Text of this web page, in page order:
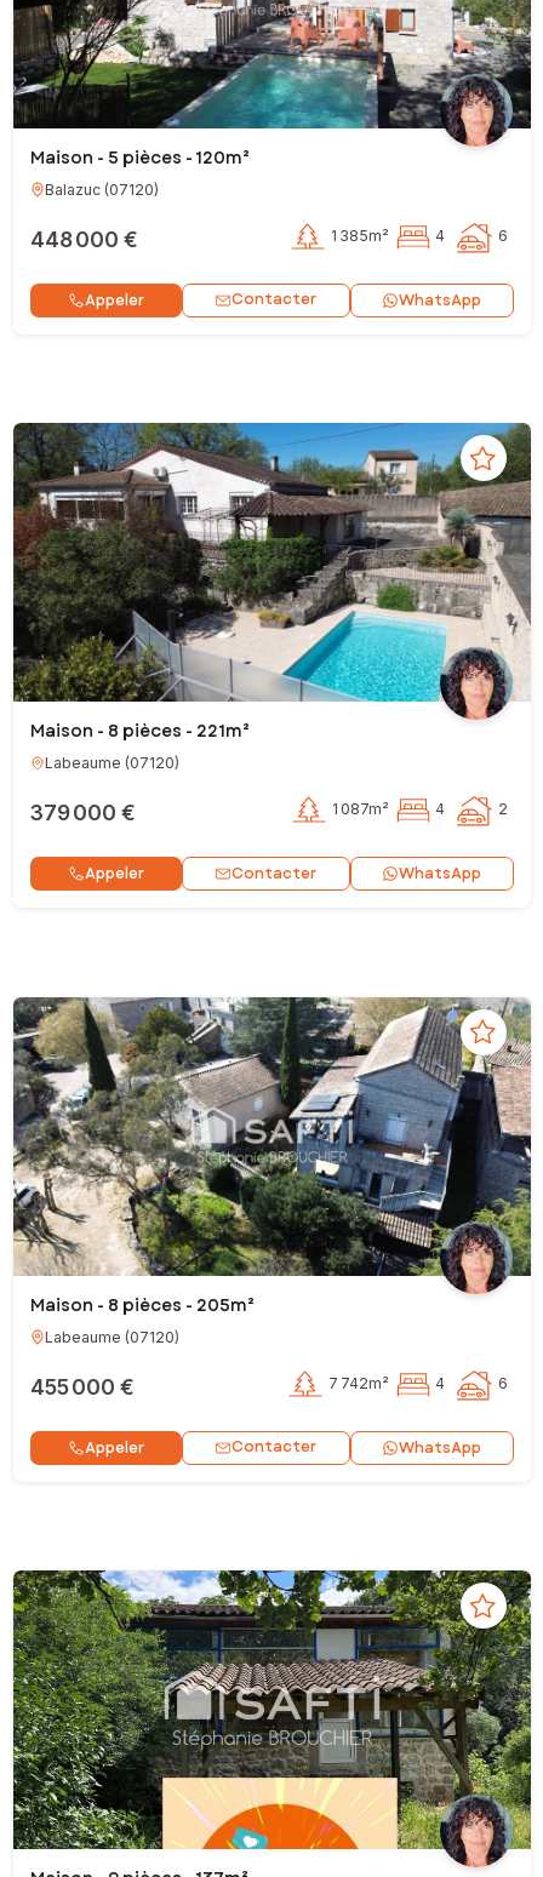
Maison - 5 pièces - 120m²
Balazuc(07120)
448 000 € 1 385m² 4 6
Appeler Contacter WhatsApp
Maison - 8 pièces - 221m²
Labeaume (07120)
379 000 € 1 087m² 4 2
Appeler Contacter WhatsApp
Maison - 8 pièces - 205m²
Labeaume (07120)
455 000 € 7 742m² 4 6
Appeler Contacter WhatsApp